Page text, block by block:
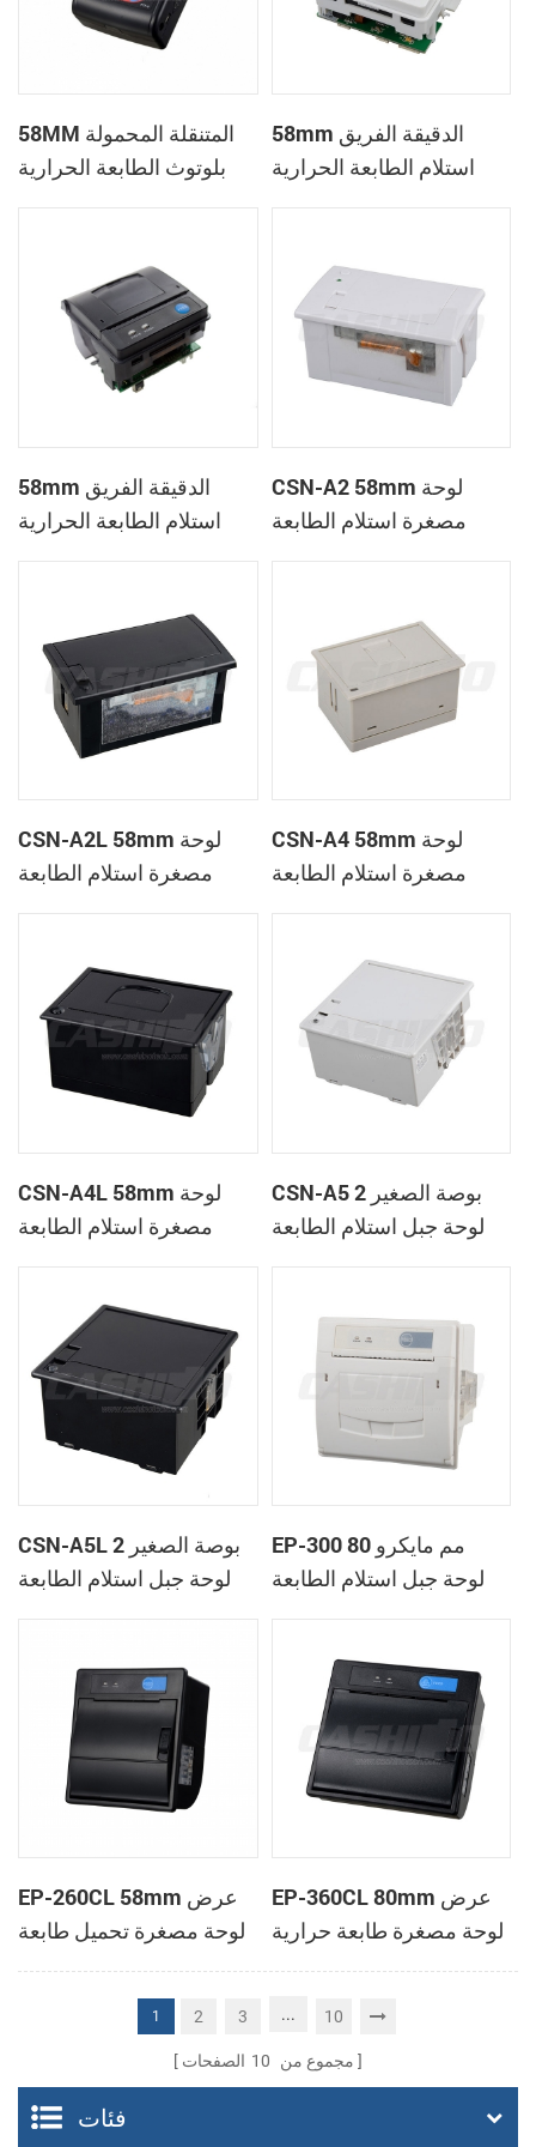
58MM المتنقلة المحمولة
بلوتوث الطابعة الحرارية
58mm الدقيقة الفريق
استلام الطابعة الحرارية
58mm الدقيقة الفريق
استلام الطابعة الحرارية
CSN-A2 58mm لوحة
مصغرة استلام الطابعة
CSN-A2L 58mm لوحة
مصغرة استلام الطابعة
CSN-A4 58mm لوحة
مصغرة استلام الطابعة
CSN-A4L 58mm لوحة
مصغرة استلام الطابعة
CSN-A5 2 بوصة الصغير
لوحة جبل استلام الطابعة
CSN-A5L 2 بوصة الصغير
لوحة جبل استلام الطابعة
EP-300 80 مم مايكرو
لوحة جبل استلام الطابعة
EP-260CL 58mm عرض
لوحة مصغرة تحميل طابعة
حرارية مع لصناعة
السيارات في القاطع
EP-360CL 80mm عرض
لوحة مصغرة طابعة حرارية
مع لصناعة السيارات في
1 2 3 ... 10
مجموع من 10 الصفحات
فئات